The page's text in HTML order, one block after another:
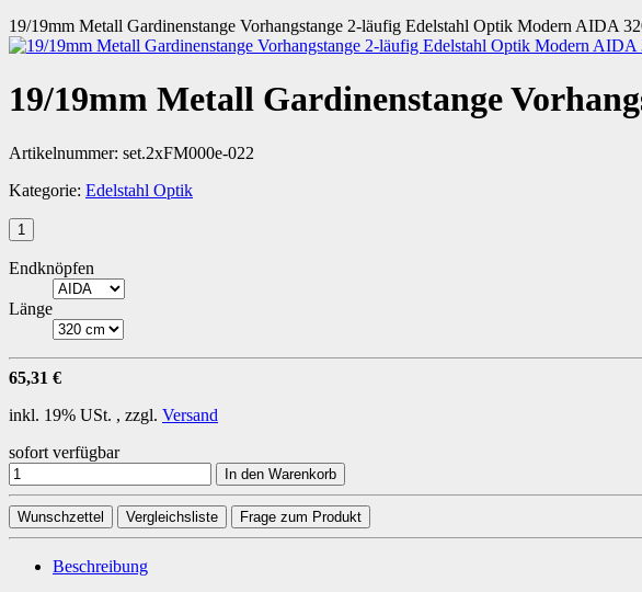
19/19mm Metall Gardinenstange Vorhangstange 2-läufig Edelstahl Optik Modern AIDA
19/19mm Metall Gardinenstange
Artikelnummer: set.2xFM000e-022
Kategorie: Edelstahl Optik
Endknöpfen
Länge
65,31 €
inkl. 19% USt. , zzgl. Versand
sofort verfügbar
In den Warenkorb
Wunschzettel Vergleichsliste Frage zum Produkt
Beschreibung